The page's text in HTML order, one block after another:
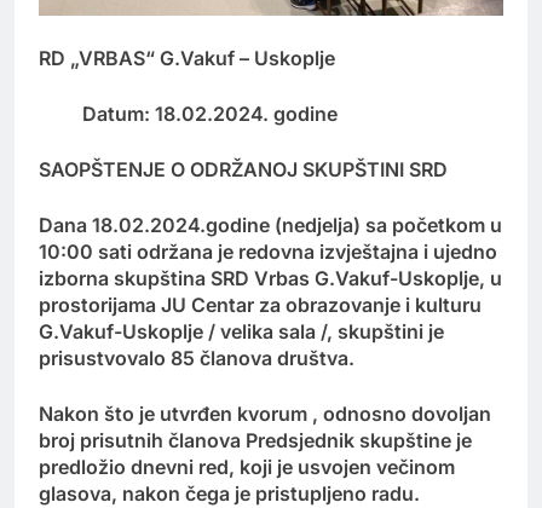
RD „VRBAS“ G.Vakuf – Uskoplje
Datum: 18.02.2024. godine
SAOPŠTENJE O ODRŽANOJ SKUPŠTINI SRD
Dana 18.02.2024.godine (nedjelja) sa početkom u
10:00 sati održana je redovna izvještajna i ujedno
izborna skupština SRD Vrbas G.Vakuf-Uskoplje, u
prostorijama JU Centar za obrazovanje i kulturu
G.Vakuf-Uskoplje / velika sala /, skupštini je
prisustvovalo 85 članova društva.
Nakon što je utvrđen kvorum , odnosno dovoljan
broj prisutnih članova Predsjednik skupštine je
predložio dnevni red, koji je usvojen večinom
glasova, nakon čega je pristupljeno radu.